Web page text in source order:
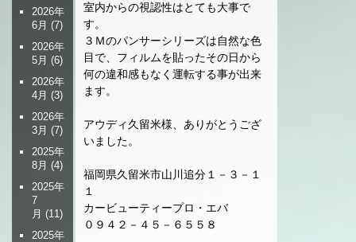
室内からの視認性はとても大事で
す。
３Ｍのパンサーシリーズは自然な色
目で、フィルムを貼ったその日から
何の違和感もなく運転する事が出来
ます。
アウディ久留米様、ありがとうござ
いました。
福岡県久留米市山川追分１－３－１
１
カービューティープロ・エバ
０９４２－４５－６５５８
2026年
6月 (7)
2026年
5月 (6)
2026年
4月 (3)
2026年
3月 (7)
2025年
8月 (4)
2025年
7
月 (11)
2025年